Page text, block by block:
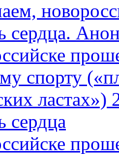
сердца.
спорту
сердца